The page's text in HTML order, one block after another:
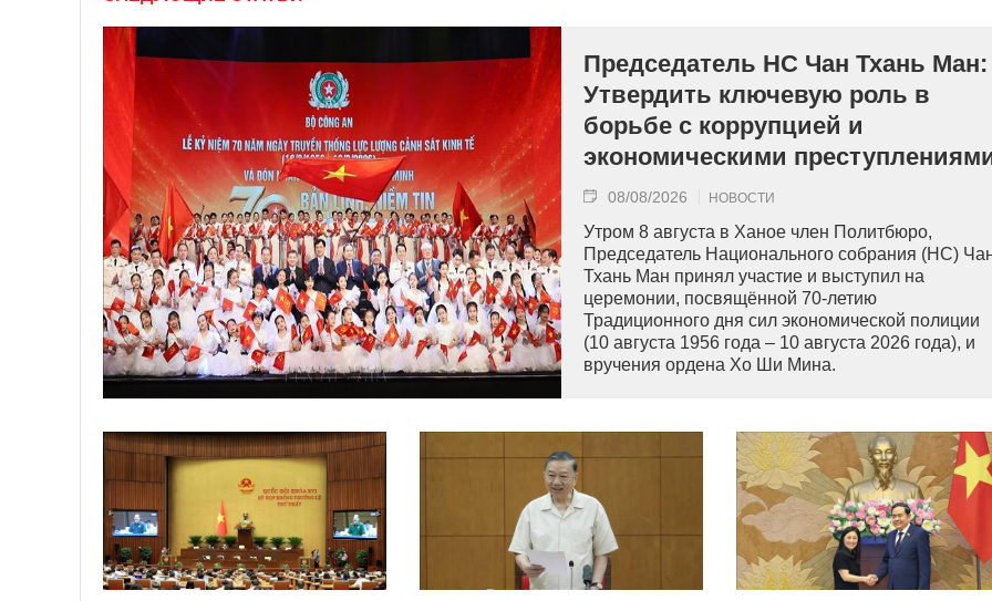
Председатель НС Чан Тхань Ман:
Утвердить ключевую роль в
борьбе с коррупцией и
экономическими
08/08/2026 НОВОСТИ
Утром 8 августа в Ханое член Политбюро,
Председатель Национального собрания (НС)
Тхань Ман принял участие и выступил на
церемонии, посвящённой 70-летию
Традиционного дня сил экономической полиции
(10 августа 1956 года – 10 августа 2026 года), и
вручения ордена Хо Ши Мина.